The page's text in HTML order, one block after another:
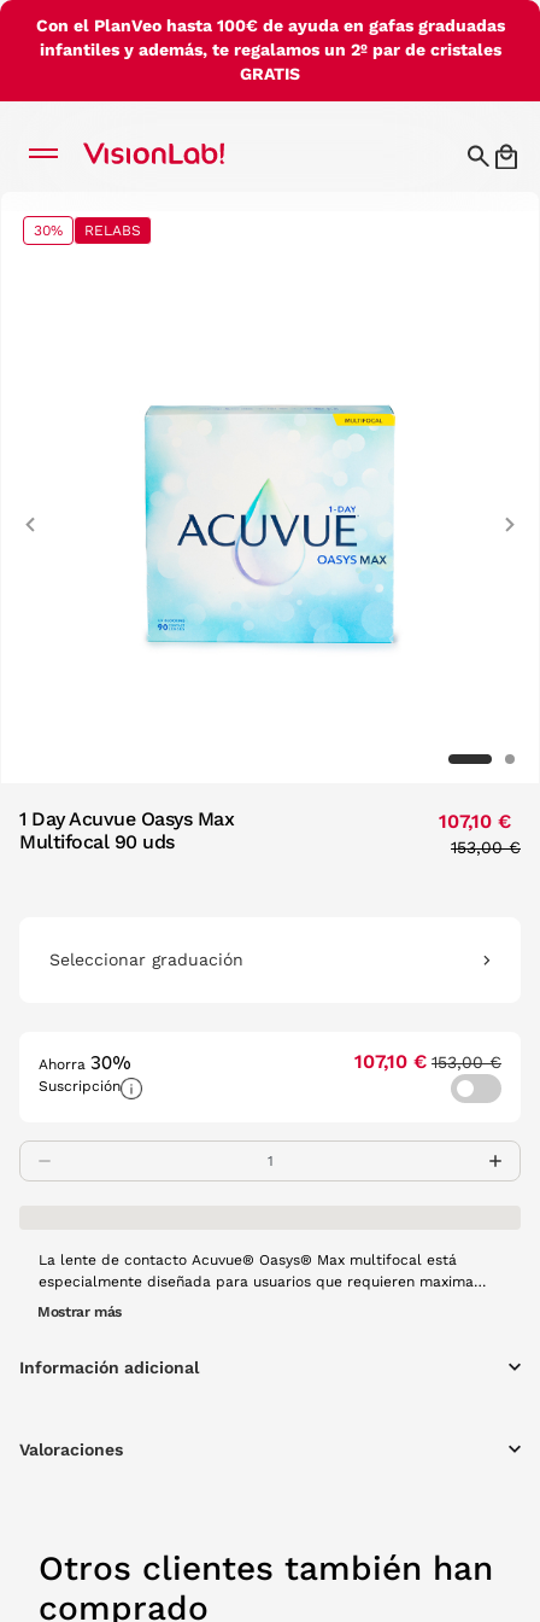
Con el PlanVeo hasta 100€ de ayuda en gafas graduadas
infantiles y además, te regalamos un 2º par de cristales
GRATIS
30% RELABS
Previous
1 Day Acuvue Oasys Max
Multifocal 90 uds
107,10 €
Price
153,00 €
Seleccionar graduación
Ahorra 30% 107,10 € 153,00 €
Suscripción
La lente de contacto Acuvue® Oasys® Max multifocal está
especialmente diseñada para usuarios que requieren maxima
comodidad y maxima claridad. Está fabricada con la última
contiene 90 unidades.
Mostrar más
Información adicional
Valoraciones
Otros clientes también han
comprado